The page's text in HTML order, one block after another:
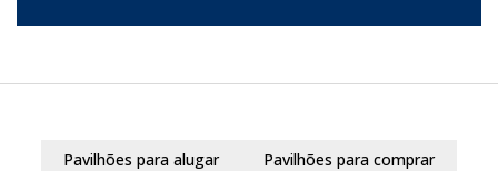
Pavilhões para alugar
Pavilhões para comprar